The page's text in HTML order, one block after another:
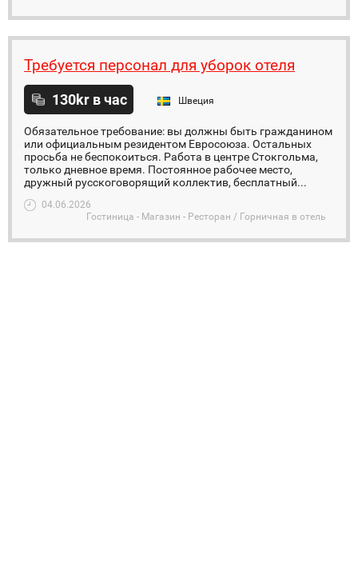
Требуется персонал для уборок отеля
130kr в час Швеция
Обязательное требование: вы должны быть гражданином
или официальным резидентом Евросоюза. Остальных
просьба не беспокоиться. Работа в центре Стокгольма,
только дневное время. Постоянное рабочее место,
дружный русскоговорящий коллектив, бесплатный...
04.06.2026
Гостиница - Магазин - Ресторан / Горничная в отель